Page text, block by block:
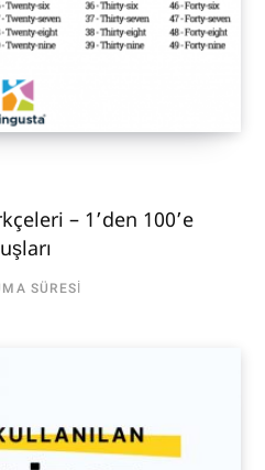
– 1’den 100’e
SÜRESI